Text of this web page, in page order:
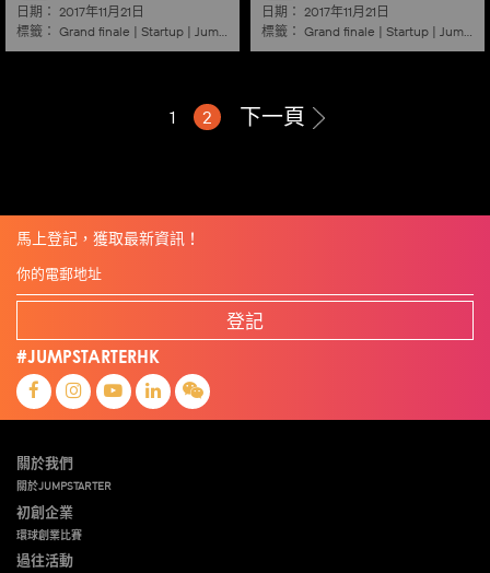
日期： 2017年11月21日
標籤： Grand finale | Startup | Jumpstarter |Hkcec
日期： 2017年11月21日
標籤： Grand finale | Startup | Jumpstarter
1 2 下一頁
馬上登記，獲取最新資訊！
登記
#JUMPSTARTERHK
關於我們
關於JUMPSTARTER
初創企業
環球創業比賽
過往活動